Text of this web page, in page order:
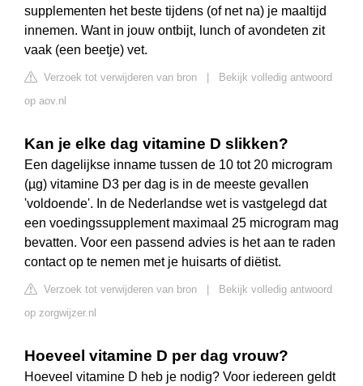
supplementen het beste tijdens (of net na) je maaltijd
innemen. Want in jouw ontbijt, lunch of avondeten zit
vaak (een beetje) vet.
Verzoek tot verwijderen van bron
Bekijk volledig antwoord
op aov.nl
Kan je elke dag vitamine D slikken?
Een dagelijkse inname tussen de 10 tot 20 microgram
(µg) vitamine D3 per dag is in de meeste gevallen
'voldoende'. In de Nederlandse wet is vastgelegd dat
een voedingssupplement maximaal 25 microgram mag
bevatten. Voor een passend advies is het aan te raden
contact op te nemen met je huisarts of diëtist.
Verzoek tot verwijderen van bron
Bekijk volledig antwoord
op zorgwijzer.nl
Hoeveel vitamine D per dag vrouw?
Hoeveel vitamine D heb je nodig? Voor iedereen geldt